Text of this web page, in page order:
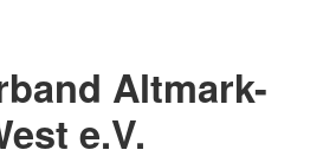
Altmark-
e.V.